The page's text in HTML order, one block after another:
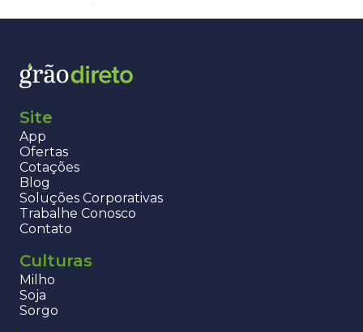
Site
App
Ofertas
Cotações
Blog
Soluções Corporativas
Trabalhe Conosco
Contato
Culturas
Milho
Soja
Sorgo